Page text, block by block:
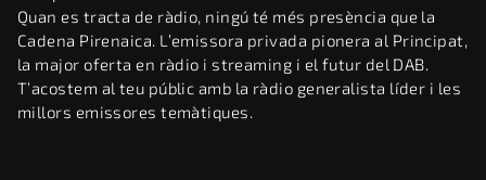
Quan es tracta de ràdio, ningú té més presència que la
Cadena Pirenaica. L’emissora privada pionera al Principat,
la major oferta en ràdio i streaming i el futur del DAB.
T’acostem al teu públic amb la ràdio generalista líder i les
millors emissores temàtiques.